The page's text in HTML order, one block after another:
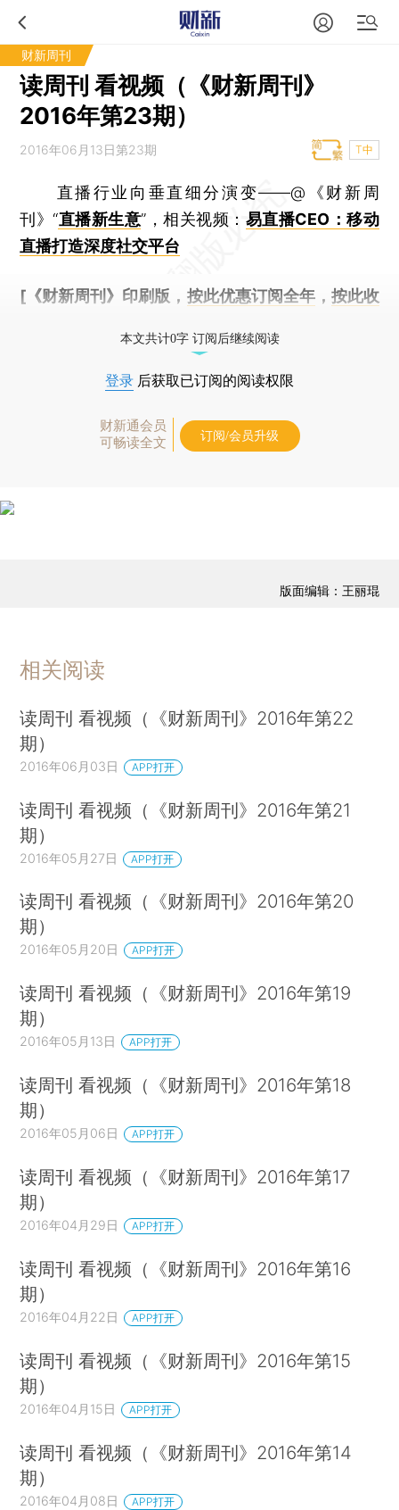
财新周刊
读周刊 看视频（《财新周刊》
2016年第23期）
2016年06月13日第23期 T中
直播行业向垂直细分演变——@《财新周
刊》“直播新生意”，相关视频： 易直播CEO：移动
直播打造深度社交平台
[《财新周刊》印刷版， 按此优惠订阅全年， 按此收
本文共计0字 订阅后继续阅读
登录 后获取已订阅的阅读权限
财新通会员
可畅读全文
订阅/会员升级
版面编辑：王丽琨
相关阅读
读周刊 看视频（《财新周刊》2016年第22
期）
2016年06月03日 APP打开
读周刊 看视频（《财新周刊》2016年第21
期）
2016年05月27日 APP打开
读周刊 看视频（《财新周刊》2016年第20
期）
2016年05月20日 APP打开
读周刊 看视频（《财新周刊》2016年第19
期）
2016年05月13日 APP打开
读周刊 看视频（《财新周刊》2016年第18
期）
2016年05月06日 APP打开
读周刊 看视频（《财新周刊》2016年第17
期）
2016年04月29日 APP打开
读周刊 看视频（《财新周刊》2016年第16
期）
2016年04月22日 APP打开
读周刊 看视频（《财新周刊》2016年第15
期）
2016年04月15日 APP打开
读周刊 看视频（《财新周刊》2016年第14
期）
2016年04月08日 APP打开